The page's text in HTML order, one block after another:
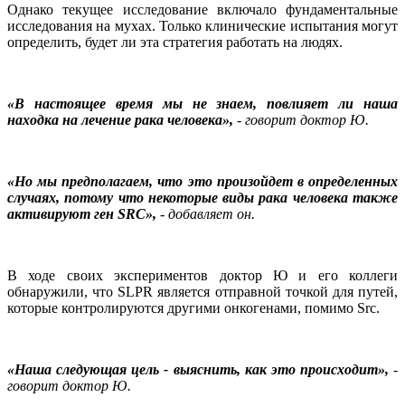
Однако текущее исследование включало фундаментальные
исследования на мухах. Только клинические испытания могут
определить, будет ли эта стратегия работать на людях.
«В настоящее время мы не знаем, повлияет ли наша
находка на лечение рака человека», - говорит доктор Ю.
«Но мы предполагаем, что это произойдет в определенных
случаях, потому что некоторые виды рака человека также
активируют ген SRC», - добавляет он.
В ходе своих экспериментов доктор Ю и его коллеги
обнаружили, что SLPR является отправной точкой для путей,
которые контролируются другими онкогенами, помимо Src.
«Наша следующая цель - выяснить, как это происходит», -
говорит доктор Ю.